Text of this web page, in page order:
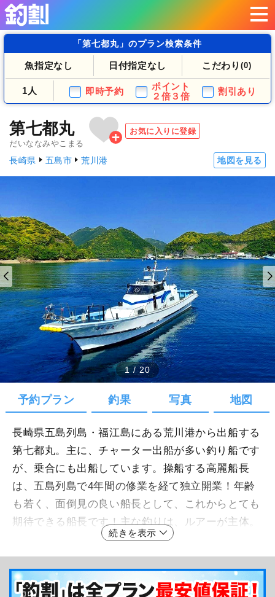
「第七都丸」のプラン検索条件
魚指定なし 日付指定なし こだわり (0)
1人 即時予約
ポイント
２倍３倍
割引あり
第七都丸
だいななみやこまる
お気に入りに登録
長崎県 五島市 荒川港 地図を見る
1/20
予約プラン 釣果 写真 地図
長崎県五島列島・福江島にある荒川港から出船する
第七都丸。主に、チャーター出船が多い釣り船です
が、乗合にも出船しています。操船する高麗船長
は、五島列島で4年間の修業を経て独立開業！年齢
も若く、面倒見の良い船長として、これからとても
期待できる船長です！主な釣りは、ルアーが主体。
人気はヒラマサキャスティングやキハダキャスティ
ング。湾内のティップランやボートエギングにも対
応しています。また、近年話題沸騰中のナイトジギ
ングや高級根魚狙いのスロージギングにも対応。ど
続きを表示